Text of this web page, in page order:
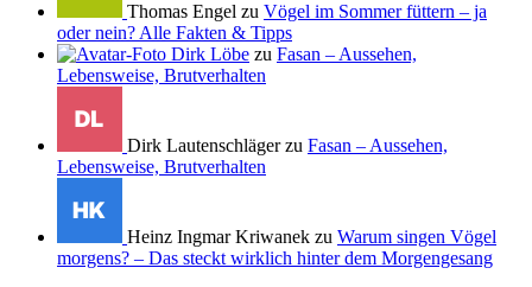
Thomas Engel zu Vögel im Sommer füttern – ja
oder nein? Alle Fakten & Tipps
Dirk Löbe zu Fasan – Aussehen,
Lebensweise, Brutverhalten
Dirk Lautenschläger zu Fasan – Aussehen,
Lebensweise, Brutverhalten
Heinz Ingmar Kriwanek zu Warum singen Vögel
morgens? – Das steckt wirklich hinter dem Morgengesang